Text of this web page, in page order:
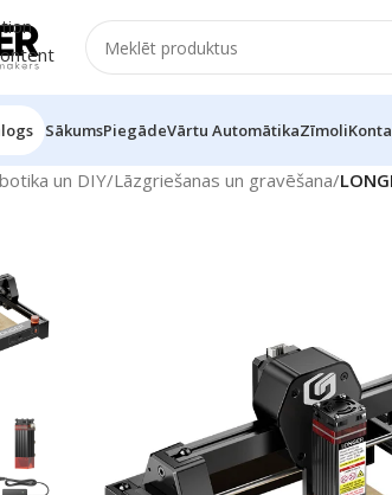
SākumsPiegādeVārtu AutomātikaZīmoli
un DIY/Lāzgriešanas un gravēšana/